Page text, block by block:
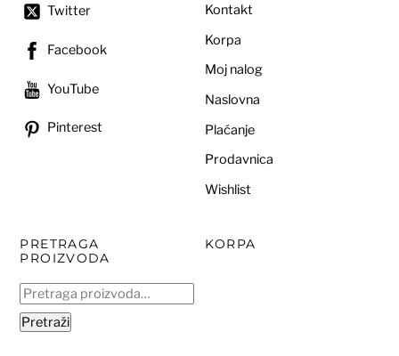
Twitter
Facebook
YouTube
Pinterest
Kontakt
Korpa
Moj nalog
Naslovna
Plaćanje
Prodavnica
Wishlist
PRETRAGA
PROIZVODA
Pretraga
za:
Pretraži
KORPA